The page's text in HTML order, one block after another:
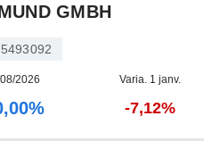
GMBH
2026 Varia. 1 janv.
-7,12%